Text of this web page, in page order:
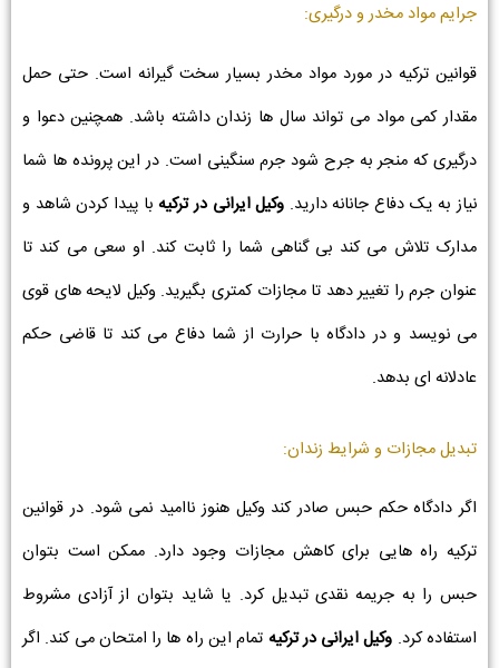
جرایم مواد مخدر و درگیری:
قوانین ترکیه در مورد مواد مخدر بسیار سخت گیرانه است. حتی حمل
مقدار کمی مواد می تواند سال ها زندان داشته باشد. همچنین دعوا و
درگیری که منجر به جرح شود جرم سنگینی است. در این پرونده ها شما
نیاز به یک دفاع جانانه دارید. وکیل ایرانی در ترکیهبا پیدا کردن شاهد و
مدارک تلاش می کند بی گناهی شما را ثابت کند. او سعی می کند تا
عنوان جرم را تغییر دهد تا مجازات کمتری بگیرید. وکیل لایحه های قوی
می نویسد و در دادگاه با حرارت از شما دفاع می کند تا قاضی حکم
عادلانه ای بدهد.
تبدیل مجازات و شرایط زندان:
اگر دادگاه حکم حبس صادر کند وکیل هنوز ناامید نمی شود. در قوانین
ترکیه راه هایی برای کاهش مجازات وجود دارد. ممکن است بتوان
حبس را به جریمه نقدی تبدیل کرد. یا شاید بتوان از آزادی مشروط
استفاده کرد. وکیل ایرانی در ترکیه تمام این راه ها را امتحان می کند. اگر